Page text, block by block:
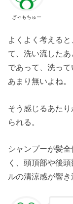
ぎゃもちゅー
よくよく考える
て、洗い流した
であって、洗っ
あまり無いよね。
そう感じるあた
られる。
シャンプーが髪
く、頭頂部や後
ルの清涼感が響き